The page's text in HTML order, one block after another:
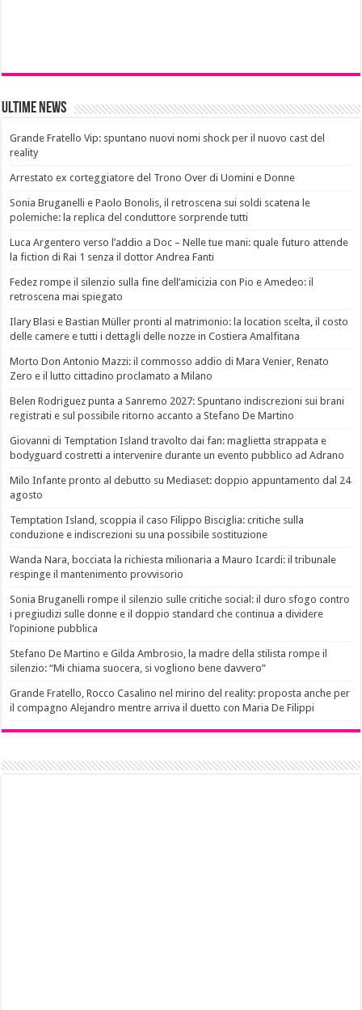
Ultime News
Grande Fratello Vip: spuntano nuovi nomi shock per il nuovo cast del
reality
Arrestato ex corteggiatore del Trono Over di Uomini e Donne
Sonia Bruganelli e Paolo Bonolis, il retroscena sui soldi scatena le
polemiche: la replica del conduttore sorprende tutti
Luca Argentero verso l’addio a Doc – Nelle tue mani: quale futuro attende
la fiction di Rai 1 senza il dottor Andrea Fanti
Fedez rompe il silenzio sulla fine dell’amicizia con Pio e Amedeo: il
retroscena mai spiegato
Ilary Blasi e Bastian Müller pronti al matrimonio: la location scelta, il costo
delle camere e tutti i dettagli delle nozze in Costiera Amalfitana
Morto Don Antonio Mazzi: il commosso addio di Mara Venier, Renato
Zero e il lutto cittadino proclamato a Milano
Belen Rodriguez punta a Sanremo 2027: Spuntano indiscrezioni sui brani
registrati e sul possibile ritorno accanto a Stefano De Martino
Giovanni di Temptation Island travolto dai fan: maglietta strappata e
bodyguard costretti a intervenire durante un evento pubblico ad Adrano
Milo Infante pronto al debutto su Mediaset: doppio appuntamento dal 24
agosto
Temptation Island, scoppia il caso Filippo Bisciglia: critiche sulla
conduzione e indiscrezioni su una possibile sostituzione
Wanda Nara, bocciata la richiesta milionaria a Mauro Icardi: il tribunale
respinge il mantenimento provvisorio
Sonia Bruganelli rompe il silenzio sulle critiche social: il duro sfogo contro
i pregiudizi sulle donne e il doppio standard che continua a dividere
l’opinione pubblica
Stefano De Martino e Gilda Ambrosio, la madre della stilista rompe il
silenzio: “Mi chiama suocera, si vogliono bene davvero”
Grande Fratello, Rocco Casalino nel mirino del reality: proposta anche per
il compagno Alejandro mentre arriva il duetto con Maria De Filippi